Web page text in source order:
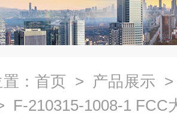
： 首页 > 产品展示
F-210315-1008-1 FCC